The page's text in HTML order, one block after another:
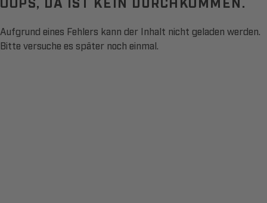
Aufgrund eines Fehlers kann der Inhalt nicht geladen werden.
Bitte versuche es später noch einmal.